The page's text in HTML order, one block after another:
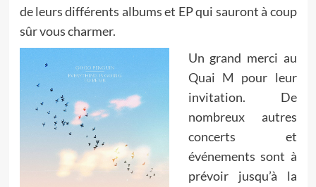
de leurs différents albums et EP qui sauront à coup
sûr vous charmer.
Un grand merci au
Quai M pour leur
invitation. De
nombreux autres
concerts et
événements sont à
prévoir jusqu’à la